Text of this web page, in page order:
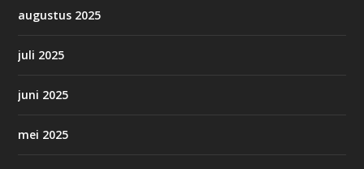
augustus 2025
juli 2025
juni 2025
mei 2025